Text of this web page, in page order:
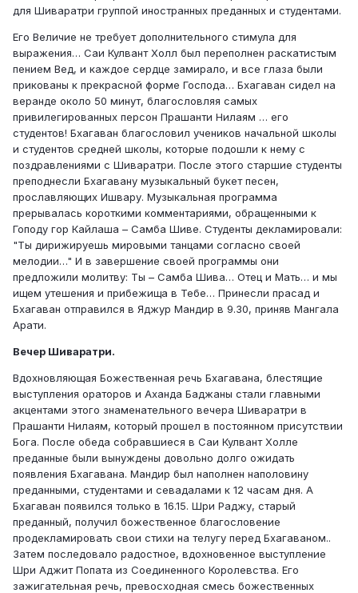
для Шиваратри группой иностранных преданных и студентами.
Его Величие не требует дополнительного стимула для
выражения… Саи Кулвант Холл был переполнен раскатистым
пением Вед, и каждое сердце замирало, и все глаза были
прикованы к прекрасной форме Господа… Бхагаван сидел на
веранде около 50 минут, благословляя самых
привилегированных персон Прашанти Нилаям … его
студентов! Бхагаван благословил учеников начальной школы
и студентов средней школы, которые подошли к нему с
поздравлениями с Шиваратри. После этого старшие студенты
преподнесли Бхагавану музыкальный букет песен,
прославляющих Ишвару. Музыкальная программа
прерывалась короткими комментариями, обращенными к
Гоподу гор Кайлаша – Самба Шиве. Студенты декламировали:
"Ты дирижируешь мировыми танцами согласно своей
мелодии…" И в завершение своей программы они
предложили молитву: Ты – Самба Шива… Отец и Мать… и мы
ищем утешения и прибежища в Тебе… Принесли прасад и
Бхагаван отправился в Яджур Мандир в 9.30, приняв Мангала
Арати.
Вечер Шиваратри.
Вдохновляющая Божественная речь Бхагавана, блестящие
выступления ораторов и Аханда Баджаны стали главными
акцентами этого знаменательного вечера Шиваратри в
Прашанти Нилаям, который прошел в постоянном присутствии
Бога. После обеда собравшиеся в Саи Кулвант Холле
преданные были вынуждены довольно долго ожидать
появления Бхагавана. Мандир был наполнен наполовину
преданными, студентами и севадалами к 12 часам дня. А
Бхагаван появился только в 16.15. Шри Раджу, старый
преданный, получил божественное благословение
продекламировать свои стихи на телугу перед Бхагаваном..
Затем последовало радостное, вдохновенное выступление
Шри Аджит Попата из Соединенного Королевства. Его
зажигательная речь, превосходная смесь божественных